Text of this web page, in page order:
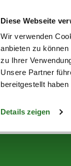
Diese Webseite
Wir verwenden
anbieten zu
zu Ihrer
Unsere Partner
bereitgestellt
Details zeigen
Blumen